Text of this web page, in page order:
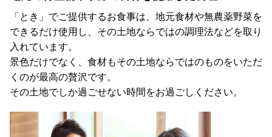
「とき」でご提供するお食事は、地元食材や無農薬野菜を
できるだけ使用し、その土地ならではの調理法などを取り
入れています。
景色だけでなく、食材もその土地ならではのものをいただ
くのが最高の贅沢です。
その土地でしか過ごせない時間をお過ごしください。